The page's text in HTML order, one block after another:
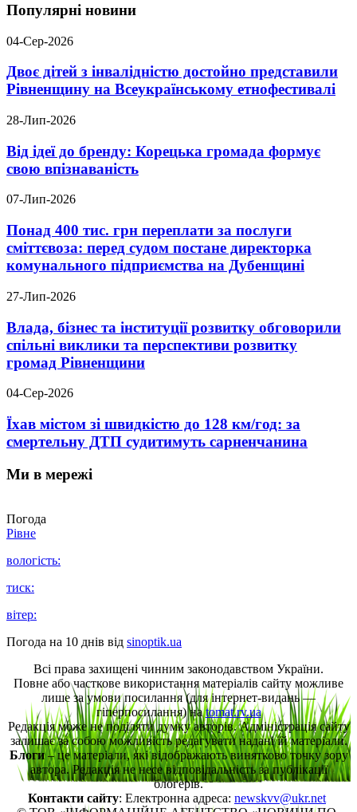
Популярні новини
04-Сер-2026
Двоє дітей з інвалідністю достойно представили
Рівненщину на Всеукраїнському етнофестивалі
28-Лип-2026
Від ідеї до бренду: Корецька громада формує
свою впізнаваність
07-Лип-2026
Понад 400 тис. грн переплати за послуги
сміттєвоза: перед судом постане директорка
комунального підприємства на Дубенщині
27-Лип-2026
Влада, бізнес та інституції розвитку обговорили
спільні виклики та перспективи розвитку
громад Рівненщини
04-Сер-2026
Їхав містом зі швидкістю до 128 км/год: за
смертельну ДТП судитимуть сарненчанина
Ми в мережі
Погода
Рівне
вологість:
тиск:
вітер:
Погода на 10 днів від sinoptik.ua
Всі права захищені чинним законодавством України.
Повне або часткове використання матеріалів сайту можливе
лише за умови посилання (для інтернет-видань —
гіперпосилання) наtomat.rv.ua
Редакція може не поділяти думку авторів. Адміністрація сайту
залишає за собою можливість редагувати надані їй матеріали.
Блоги– це матеріали, які відображають винятково точку зору
автора. Редакція не несе відповідальність за публікації
блогерів.
Контакти сайту: Електронна адреса: newskvv@ukr.net